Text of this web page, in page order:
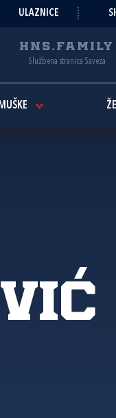
ULAZNICE
HNS.FAMILY
Službena stranica Saveza
MUŠKE